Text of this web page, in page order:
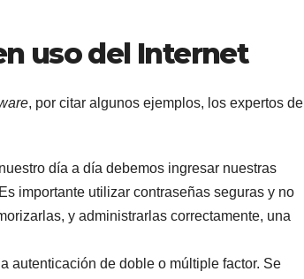
uso del Internet
, por citar algunos ejemplos, los expertos de
día a día debemos ingresar nuestras
importante utilizar contraseñas seguras y no
y administrarlas correctamente, una
autenticación de doble o múltiple factor. Se